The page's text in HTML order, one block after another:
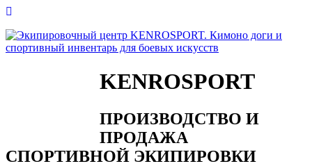
KENROSPORT
ПРОИЗВОДСТВО И
ПРОДАЖА
СПОРТИВНОЙ ЭКИПИРОВКИ